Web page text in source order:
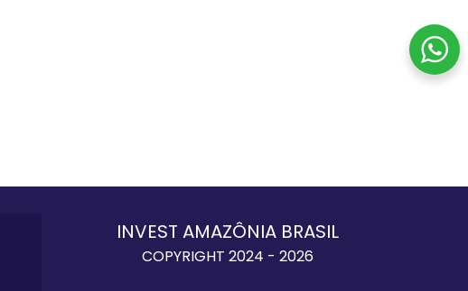
INVEST AMAZÔNIA BRASIL
COPYRIGHT 2024 - 2026